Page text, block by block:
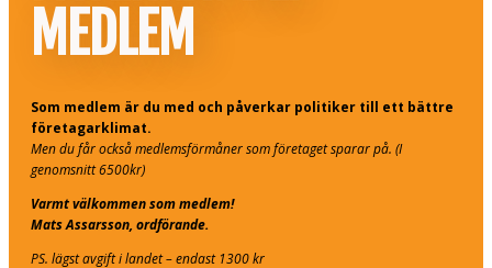
MEDLEM
Som medlem är du med och påverkar politiker till ett bättre
företagarklimat.
Men du får också medlemsförmåner som företaget sparar på. (I
genomsnitt 6500kr)
Varmt välkommen som medlem!
Mats Assarsson, ordförande.
PS. lägst avgift i landet – endast 1300 kr